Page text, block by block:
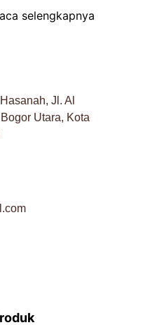
selengkapnya
Jl. Al
Utara, Kota